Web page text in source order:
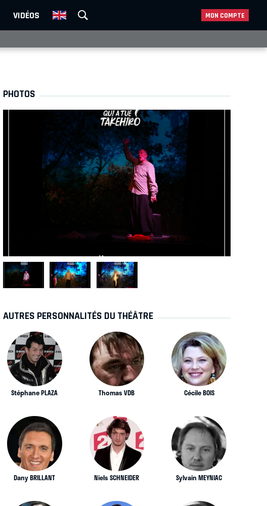
VIDÉOS MON COMPTE
PHOTOS
AUTRES PERSONNALITÉS DU THÉÂTRE
Stéphane PLAZA Thomas VDB Cécile BOIS
Dany BRILLANT Niels SCHNEIDER Sylvain MEYNIAC